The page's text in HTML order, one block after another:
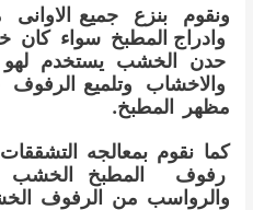
ونقوم بنزع جميع
وادراج المطبخ سواء كان
حدن الخشب يستخدم لهو
والاخشاب وتلميع
مظهر المطبخ.
كما نقوم بمعالجه
رفوف المطبخ الخشب
والرواسب من الرفوف